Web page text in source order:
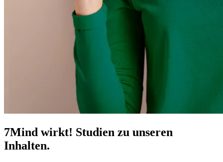
7Mind wirkt! Studien zu unseren
Inhalten.